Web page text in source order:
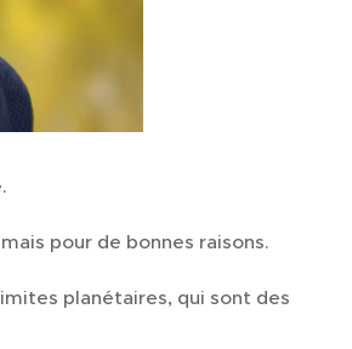
pour de bonnes raisons.
planétaires, qui sont des